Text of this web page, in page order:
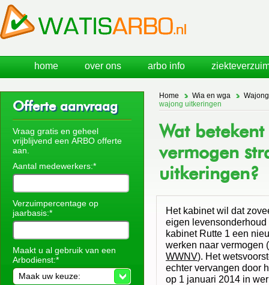
Home Wia en wga
Wajong
wajong uitkeringen
Wat
vermogen
uitkeringen?
Het kabinet wil dat
eigen
kabinet Rutte 1 een
werken naar vermogen
WWNV). Het
echter vervangen door
op 1 januari 2014 in
Offerte aanvraag
Vraag gratis en geheel
vrijblijvend een ARBO offerte
aan.
Aantal medewerkers:*
Verzuimpercentage op
jaarbasis:*
Maakt u al gebruik van een
Arbodienst:*
Maak uw keuze:
home over ons arbo info